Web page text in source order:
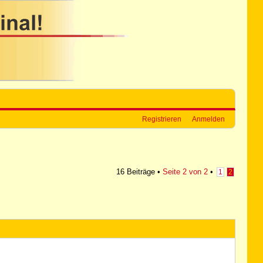
Registrieren Anmelden
16 Beiträge • Seite 2von 2• 1 2